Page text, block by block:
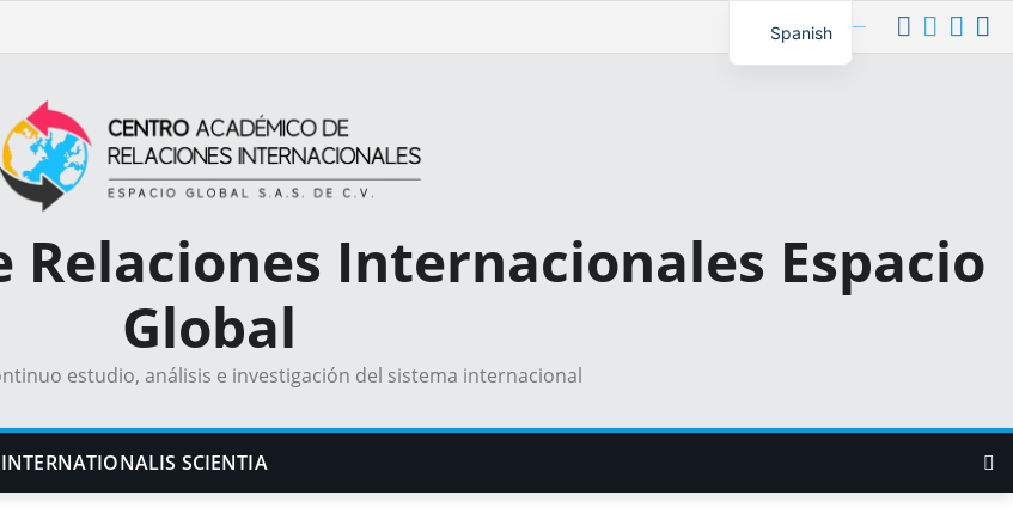
Síguenos
Relaciones Internacionales Espacio
Global
estudio, análisis e investigación del sistema internacional
INTERNATIONALIS SCIENTIA
Spanish